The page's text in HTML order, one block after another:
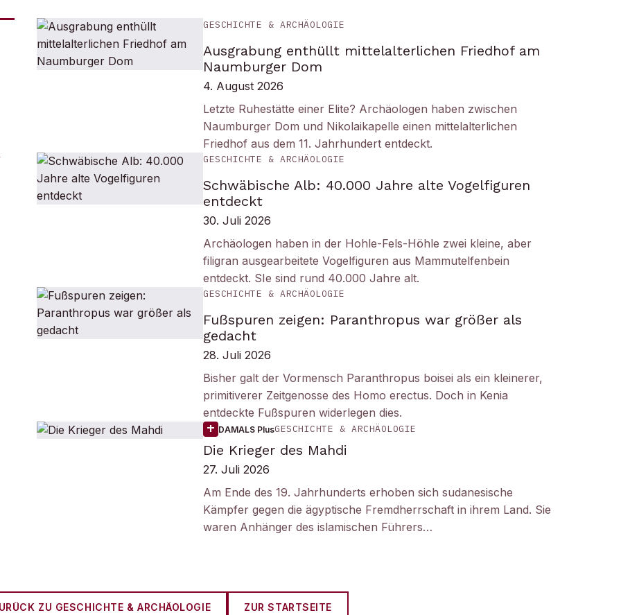
GESCHICHTE & ARCHÄOLOGIE
Ausgrabung enthüllt mittelalterlichen Friedhof am
Naumburger Dom
4. August 2026
Letzte Ruhestätte einer Elite? Archäologen haben zwischen
Naumburger Dom und Nikolaikapelle einen mittelalterlichen
Friedhof aus dem 11. Jahrhundert entdeckt.
GESCHICHTE & ARCHÄOLOGIE
Schwäbische Alb: 40.000 Jahre alte Vogelfiguren
entdeckt
30. Juli 2026
Archäologen haben in der Hohle-Fels-Höhle zwei kleine, aber
filigran ausgearbeitete Vogelfiguren aus Mammutelfenbein
entdeckt. SIe sind rund 40.000 Jahre alt.
GESCHICHTE & ARCHÄOLOGIE
Fußspuren zeigen: Paranthropus war größer als
gedacht
28. Juli 2026
Bisher galt der Vormensch Paranthropus boisei als ein kleinerer,
primitiverer Zeitgenosse des Homo erectus. Doch in Kenia
entdeckte Fußspuren widerlegen dies.
DAMALS PlusGESCHICHTE & ARCHÄOLOGIE
Die Krieger des Mahdi
27. Juli 2026
Am Ende des 19. Jahrhunderts erhoben sich sudanesische
Kämpfer gegen die ägyptische Fremdherrschaft in ihrem Land. Sie
waren Anhänger des islamischen Führers…
ZU GESCHICHTE & ARCHÄOLOGIE ZUR STARTSEITE